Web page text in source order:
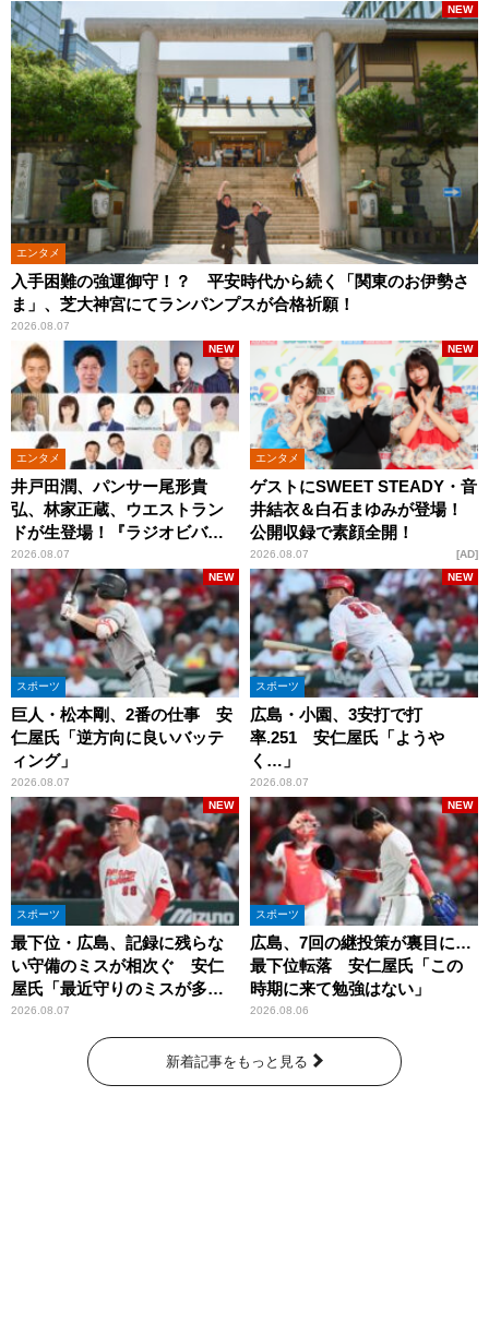
エンタメ
入手困難の強運御守！？ 平安時代から続く「関東のお伊勢さ
ま」、芝大神宮にてランパンプスが合格祈願！
2026.08.07
NEW
エンタメ
井戸田潤、パンサー尾形貴
弘、林家正蔵、ウエストラン
ドが生登場！『ラジオビバリ
ー昼ズ』
2026.08.07
NEW
エンタメ
ゲストにSWEET STEADY・音
井結衣＆白石まゆみが登場！
公開収録で素顔全開！
2026.08.07
NEW
AD
スポーツ
巨人・松本剛、2番の仕事 安
仁屋氏「逆方向に良いバッテ
ィング」
2026.08.07
NEW
スポーツ
広島・小園、3安打で打
率.251 安仁屋氏「ようや
く…」
2026.08.07
NEW
スポーツ
最下位・広島、記録に残らな
い守備のミスが相次ぐ 安仁
屋氏「最近守りのミスが多
い」
2026.08.07
NEW
スポーツ
広島、7回の継投策が裏目に…
最下位転落 安仁屋氏「この
時期に来て勉強はない」
2026.08.06
NEW
新着記事をもっと見る